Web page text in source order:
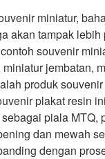
miniatur,
akan tampak
souvenir
jembatan,
produk
plakat resin
piala MTQ,
dan mewah
dengan